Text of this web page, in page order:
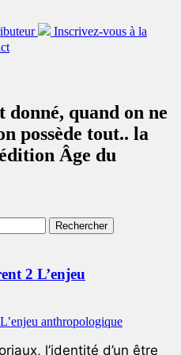
Inscrivez-vous à la
donné, quand on ne
possède tout.. la
Âge du
2 L’enjeu
l’identité d’un être